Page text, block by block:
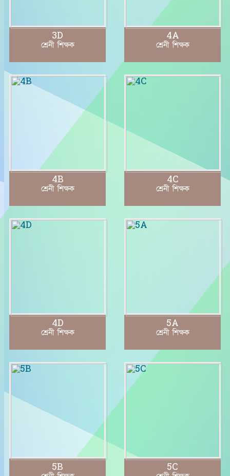
3D
শ্রেনী শিক্ষক
4A
শ্রেনী শিক্ষক
4B
শ্রেনী শিক্ষক
4C
শ্রেনী শিক্ষক
4D
শ্রেনী শিক্ষক
5A
শ্রেনী শিক্ষক
5B
5C